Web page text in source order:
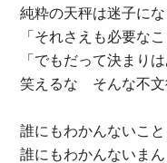
純粋の天秤は迷子に
「それさえも必要なこ
「でもだって決まり
笑えるな そんな不文
誰にもわかんないこ
誰にもわかんないま